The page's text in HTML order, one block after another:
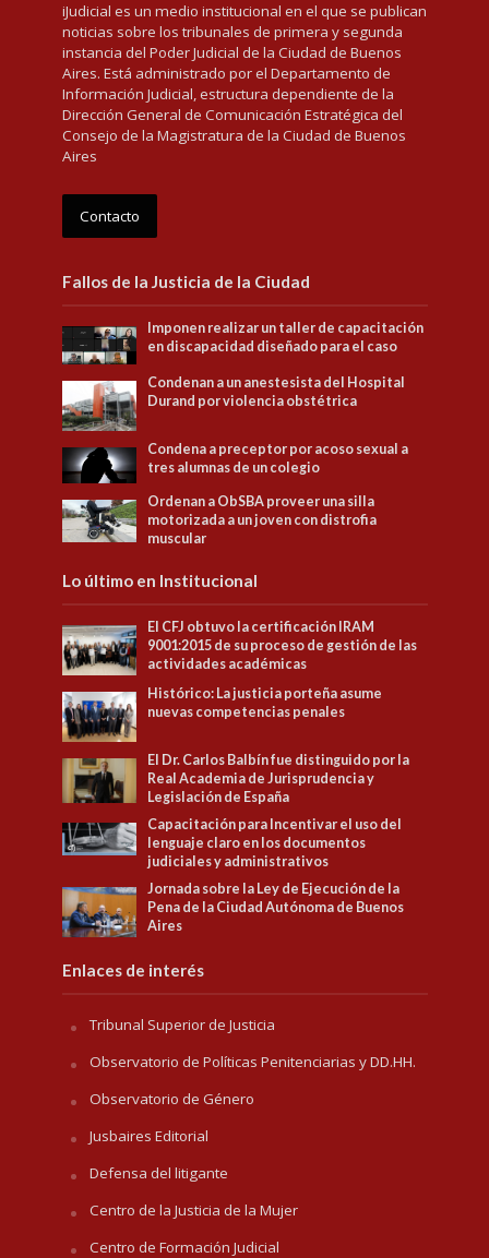
iJudicial es un medio institucional en el que se publican
noticias sobre los tribunales de primera y segunda
instancia del Poder Judicial de la Ciudad de Buenos
Aires. Está administrado por el Departamento de
Información Judicial, estructura dependiente de la
Dirección General de Comunicación Estratégica del
Consejo de la Magistratura de la Ciudad de Buenos
Aires
Contacto
Fallos de la Justicia de la Ciudad
Imponen realizar un taller de capacitación
en discapacidad diseñado para el caso
Condenan a un anestesista del Hospital
Durand por violencia obstétrica
Condena a preceptor por acoso sexual a
tres alumnas de un colegio
Ordenan a ObSBA proveer una silla
motorizada a un joven con distrofia
muscular
Lo último en Institucional
El CFJ obtuvo la certificación IRAM
9001:2015 de su proceso de gestión de las
actividades académicas
Histórico: La justicia porteña asume
nuevas competencias penales
El Dr. Carlos Balbín fue distinguido por la
Real Academia de Jurisprudencia y
Legislación de España
Capacitación para Incentivar el uso del
lenguaje claro en los documentos
judiciales y administrativos
Jornada sobre la Ley de Ejecución de la
Pena de la Ciudad Autónoma de Buenos
Aires
Enlaces de interés
Tribunal Superior de Justicia
Observatorio de Políticas Penitenciarias y DD.HH.
Observatorio de Género
Jusbaires Editorial
Defensa del litigante
Centro de la Justicia de la Mujer
Centro de Formación Judicial